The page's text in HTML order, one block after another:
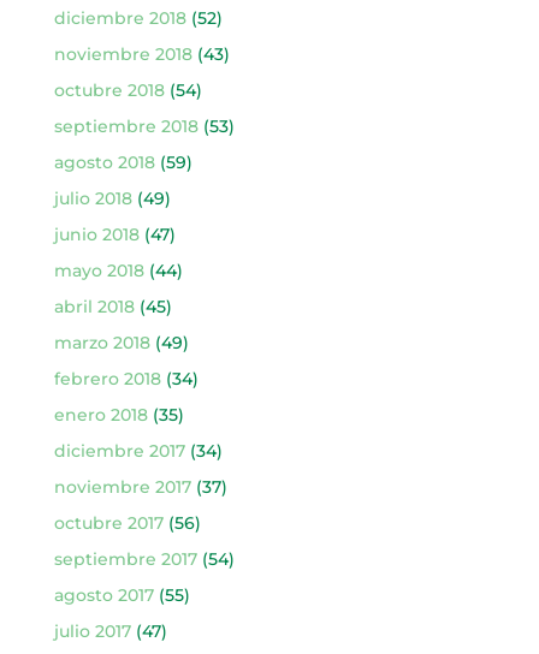
diciembre 2018(52)
noviembre 2018(43)
octubre 2018(54)
septiembre 2018(53)
agosto 2018(59)
julio 2018(49)
junio 2018(47)
mayo 2018(44)
abril 2018(45)
marzo 2018(49)
febrero 2018(34)
enero 2018(35)
diciembre 2017(34)
noviembre 2017(37)
octubre 2017(56)
septiembre 2017(54)
agosto 2017(55)
julio 2017(47)